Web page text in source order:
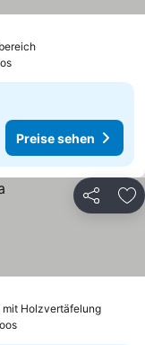
Preise sehen
Preise sehen
Teilen
mit Holzvertäfelung